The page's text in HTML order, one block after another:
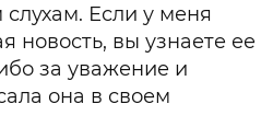
Если у меня
новость, вы узнаете ее
за уважение и
она в своем